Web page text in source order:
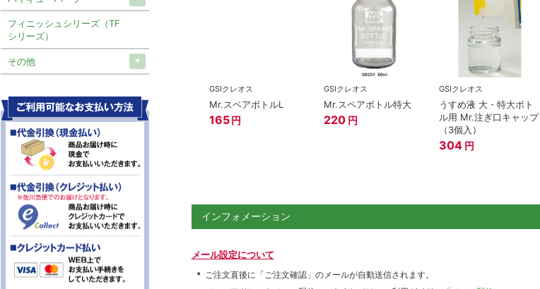
GSIクレオス
Mr.スペアボトルL
165 円
GSIクレオス
Mr.スペアボトル特大
220 円
GSIクレオス
うすめ液 大・特大ボト
ル用 Mr.注ぎ口キャップ
（3個入）
304 円
インフォメーション
メール設定について
ご注文直後に「ご注文確認」のメールが自動送信されます。
フィニッシュシリーズ（TF
シリーズ）
その他